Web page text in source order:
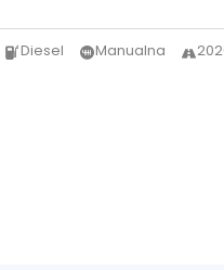
Diesel Manualna